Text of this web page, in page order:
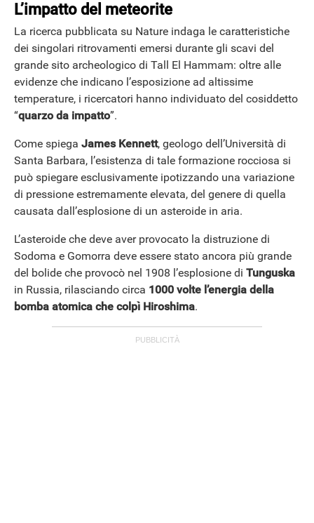
L’impatto del meteorite
La ricerca pubblicata su Nature indaga le caratteristiche
dei singolari ritrovamenti emersi durante gli scavi del
grande sito archeologico di Tall El Hammam: oltre alle
evidenze che indicano l’esposizione ad altissime
temperature, i ricercatori hanno individuato del cosiddetto
“quarzo da impatto”.
Come spiega James Kennett, geologo dell’Università di
Santa Barbara, l’esistenza di tale formazione rocciosa si
può spiegare esclusivamente ipotizzando una variazione
di pressione estremamente elevata, del genere di quella
causata dall’esplosione di un asteroide in aria.
L’asteroide che deve aver provocato la distruzione di
Sodoma e Gomorra deve essere stato ancora più grande
del bolide che provocò nel 1908 l’esplosione di Tunguska
in Russia, rilasciando circa 1000 volte l’energia della
bomba atomica che colpì Hiroshima.